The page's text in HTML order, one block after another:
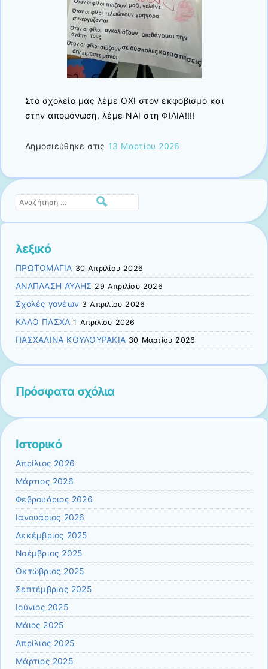
Στο σχολείο μας λέμε ΟΧΙ στον εκφοβισμό και
στην απομόνωση, λέμε ΝΑΙ στη ΦΙΛΙΑ!!!!
Δημοσιεύθηκε στις 13 Μαρτίου 2026
Αναζήτηση
λεξικό
ΠΡΩΤΟΜΑΓΙΑ 30 Απριλίου 2026
ΑΝΑΠΛΑΣΗ ΑΥΛΗΣ 29 Απριλίου 2026
Σχολές γονέων 3 Απριλίου 2026
ΚΑΛΟ ΠΑΣΧΑ 1 Απριλίου 2026
ΠΑΣΧΑΛΙΝΑ ΚΟΥΛΟΥΡΑΚΙΑ 30 Μαρτίου 2026
Πρόσφατα σχόλια
Ιστορικό
Απρίλιος 2026
Μάρτιος 2026
Φεβρουάριος 2026
Ιανουάριος 2026
Δεκέμβριος 2025
Νοέμβριος 2025
Οκτώβριος 2025
Σεπτέμβριος 2025
Ιούνιος 2025
Μάιος 2025
Απρίλιος 2025
Μάρτιος 2025